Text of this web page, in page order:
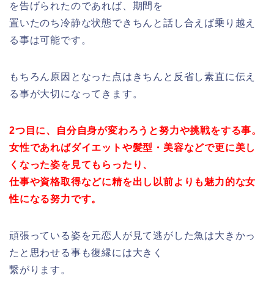
を告げられたのであれば、期間を
置いたのち冷静な状態できちんと話し合えば乗り越え
る事は可能です。
もちろん原因となった点はきちんと反省し素直に伝え
る事が大切になってきます。
2つ目に、自分自身が変わろうと努力や挑戦をする事。
女性であればダイエットや髪型・美容などで更に美し
くなった姿を見てもらったり、
仕事や資格取得などに精を出し以前よりも魅力的な女
性になる努力です。
頑張っている姿を元恋人が見て逃がした魚は大きかっ
たと思わせる事も復縁には大きく
繋がります。